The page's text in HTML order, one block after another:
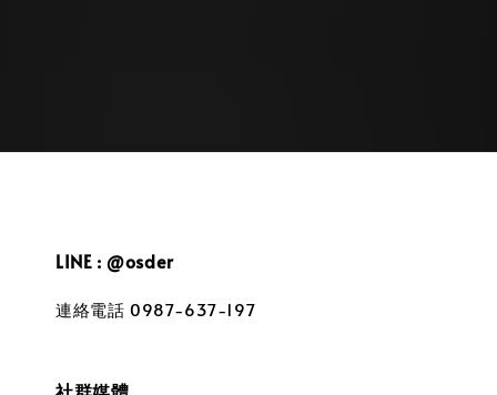
LINE : @osder
連絡電話 0987-637-197
社群媒體